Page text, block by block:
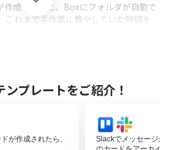
成されると、Boxにフォルダが自動で
これまで手作業に費やしていた時間を
とBoxをYoomと連携します。
アクションを設定します。
ションでBoxを選択し、「フォルダを作
設定します。
プレートをご紹介！
が作成されたら、
Slackでメッセージが